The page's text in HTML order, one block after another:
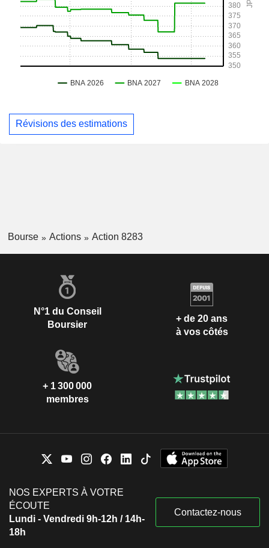
Révisions des estimations
Bourse Actions Action 8283
N°1 du Conseil
Boursier
+ de 20 ans
à vos côtés
+ 1 300 000
membres
NOS EXPERTS À VOTRE
ÉCOUTE
Lundi - Vendredi 9h-12h / 14h-
18h
Contactez-nous